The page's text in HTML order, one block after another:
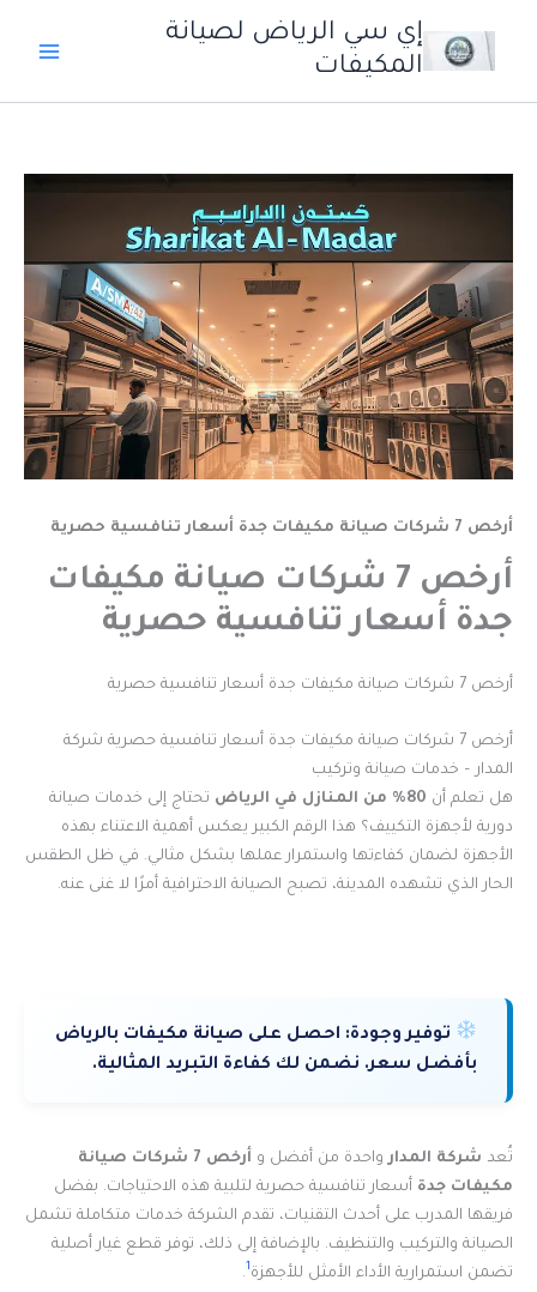
المحتوى
إي سي الرياض لصيانة
المكيفات
أرخص 7 شركات صيانة مكيفات جدة أسعار تنافسية حصرية
أرخص 7 شركات صيانة مكيفات
جدة أسعار تنافسية حصرية
أرخص 7 شركات صيانة مكيفات جدة أسعار تنافسية حصرية
أرخص 7 شركات صيانة مكيفات جدة أسعار تنافسية حصرية شركة
المدار – خدمات صيانة وتركيب
هل تعلم أن 80% من المنازل في الرياض
تحتاج إلى خدمات صيانة
دورية لأجهزة التكييف؟ هذا الرقم الكبير يعكس أهمية الاعتناء بهذه
الأجهزة لضمان كفاءتها واستمرار عملها بشكل مثالي. في ظل الطقس
الحار الذي تشهده المدينة، تصبح الصيانة الاحترافية أمرًا لا غنى عنه.
توفير وجودة: احصل على صيانة مكيفات بالرياض
بأفضل سعر. نضمن لك كفاءة التبريد المثالية.
تُعد شركة المدار واحدة من أفضل و
أرخص 7 شركات صيانة
مكيفات جدة أسعار تنافسية حصرية لتلبية هذه الاحتياجات. بفضل
فريقها المدرب على أحدث التقنيات، تقدم الشركة خدمات متكاملة تشمل
الصيانة والتركيب والتنظيف. بالإضافة إلى ذلك، توفر قطع غيار أصلية
تضمن استمرارية الأداء الأمثل للأجهزة1
.